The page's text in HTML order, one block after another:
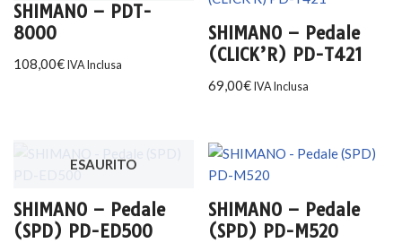
SHIMANO – PDT-
8000
108,00€ IVA Inclusa
SHIMANO – Pedale
(CLICK’R) PD-T421
69,00€ IVA Inclusa
ESAURITO
SHIMANO – Pedale
(SPD) PD-ED500
SHIMANO – Pedale
(SPD) PD-M520